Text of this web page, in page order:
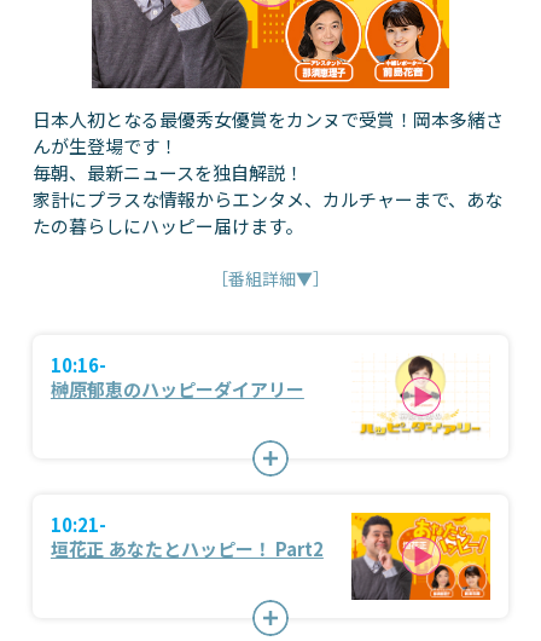
日本人初となる最優秀女優賞をカンヌで受賞！岡本多緒さ
んが生登場です！
毎朝、最新ニュースを独自解説！
家計にプラスな情報からエンタメ、カルチャーまで、あな
たの暮らしにハッピー届けます。
［番組詳細▼］
10:16-
榊原郁恵のハッピーダイアリー
10:21-
垣花正 あなたとハッピー！ Part2